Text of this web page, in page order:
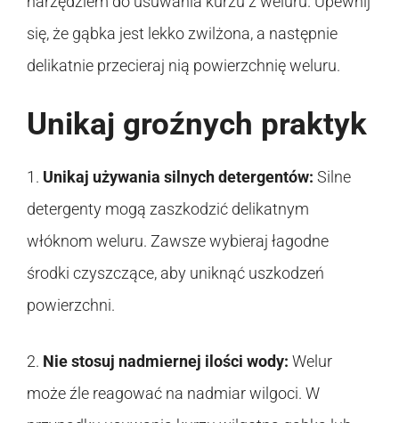
się, że gąbka jest lekko zwilżona, a następnie
delikatnie przecieraj nią powierzchnię weluru.
Unikaj groźnych praktyk
1. Unikaj używania silnych detergentów: Silne
detergenty mogą zaszkodzić delikatnym
włóknom weluru. Zawsze wybieraj łagodne
środki czyszczące, aby uniknąć uszkodzeń
powierzchni.
2. Nie stosuj nadmiernej ilości wody: Welur
może źle reagować na nadmiar wilgoci. W